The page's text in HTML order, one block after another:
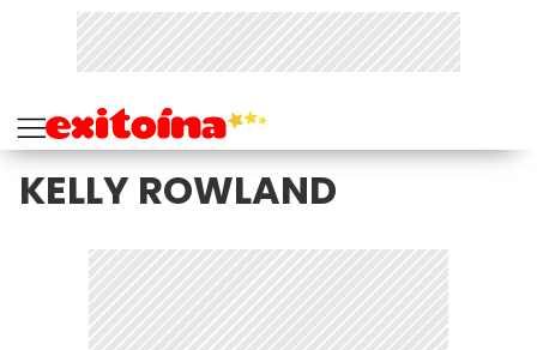
KELLY ROWLAND